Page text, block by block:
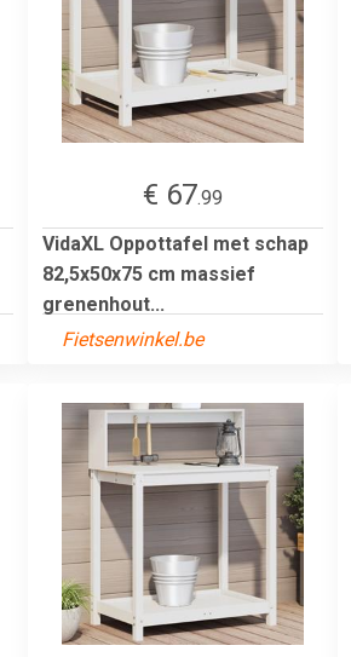
€ 67.99
VidaXL Oppottafel met schap
82,5x50x75 cm massief
grenenhout...
Fietsenwinkel.be